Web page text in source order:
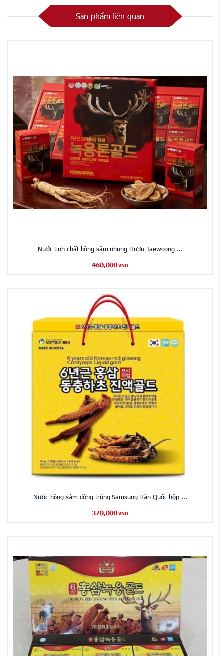
Sản phẩm liên quan
Nước tinh chất hồng sâm nhung Hươu Taewoong ...
460,000 VND
Nước hồng sâm đông trùng Samsung Hàn Quốc hộp ...
370,000 VND